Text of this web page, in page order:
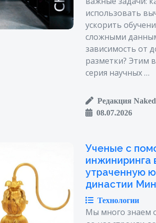
использовать
ускорить
сложными
зависимость от
разметки? Этим
серия научных …
Редакция
08.07.2026
Ученые с
инжиниринга
утраченную
династии Мин
Технологии
Мы много знаем